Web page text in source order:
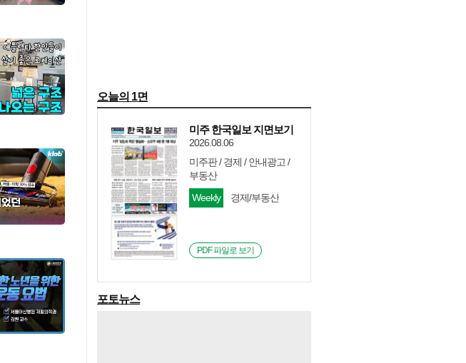
오늘의 1면
미주 한국일보 지면보기
2026.08.06
미주판 / 경제 / 안내광고 /
부동산
Weekly
경제/부동산
PDF 파일로 보기
포토뉴스